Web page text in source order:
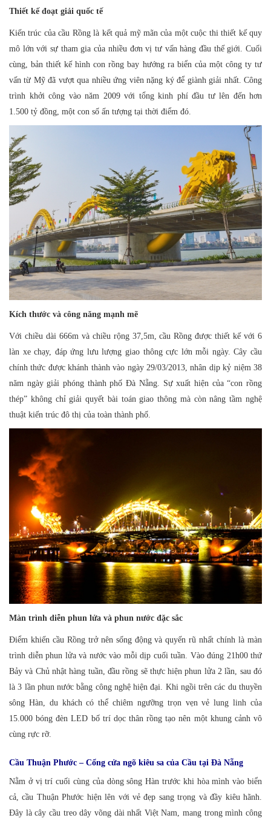
Thiết kế đoạt giải quốc tế
Kiến trúc của cầu Rồng là kết quả mỹ mãn của một cuộc thi thiết kế quy
mô lớn với sự tham gia của nhiều đơn vị tư vấn hàng đầu thế giới. Cuối
cùng, bản thiết kế hình con rồng bay hướng ra biển của một công ty tư
vấn từ Mỹ đã vượt qua nhiều ứng viên nặng ký để giành giải nhất. Công
trình khởi công vào năm 2009 với tổng kinh phí đầu tư lên đến hơn
1.500 tỷ đồng, một con số ấn tượng tại thời điểm đó.
Kích thước và công năng mạnh mẽ
Với chiều dài 666m và chiều rộng 37,5m, cầu Rồng được thiết kế với 6
làn xe chạy, đáp ứng lưu lượng giao thông cực lớn mỗi ngày. Cây cầu
chính thức được khánh thành vào ngày 29/03/2013, nhân dịp kỷ niệm 38
năm ngày giải phóng thành phố Đà Nẵng. Sự xuất hiện của “con rồng
thép” không chỉ giải quyết bài toán giao thông mà còn nâng tầm nghệ
thuật kiến trúc đô thị của toàn thành phố.
Màn trình diễn phun lửa và phun nước đặc sắc
Điểm khiến cầu Rồng trở nên sống động và quyến rũ nhất chính là màn
trình diễn phun lửa và nước vào mỗi dịp cuối tuần. Vào đúng 21h00 thứ
Bảy và Chủ nhật hàng tuần, đầu rồng sẽ thực hiện phun lửa 2 lần, sau đó
là 3 lần phun nước bằng công nghệ hiện đại. Khi ngồi trên các du thuyền
sông Hàn, du khách có thể chiêm ngưỡng trọn vẹn vẻ lung linh của
15.000 bóng đèn LED bố trí dọc thân rồng tạo nên một khung cảnh vô
cùng rực rỡ.
Cầu Thuận Phước – Cổng cửa ngõ kiêu sa của Cầu tại Đà Nẵng
Nằm ở vị trí cuối cùng của dòng sông Hàn trước khi hòa mình vào biển
cả, cầu Thuận Phước hiện lên với vẻ đẹp sang trọng và đầy kiêu hãnh.
Đây là cây cầu treo dây võng dài nhất Việt Nam, mang trong mình công